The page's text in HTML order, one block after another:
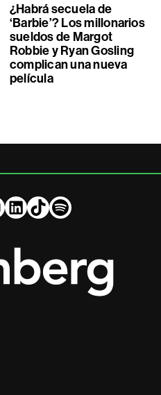
¿Habrá secuela de
‘Barbie’? Los millonarios
sueldos de Margot
Robbie y Ryan Gosling
complican una nueva
película